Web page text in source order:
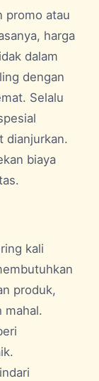
promo atau
harga
dalam
dengan
Selalu
dianjurkan.
biaya
kali
produk,
mahal.